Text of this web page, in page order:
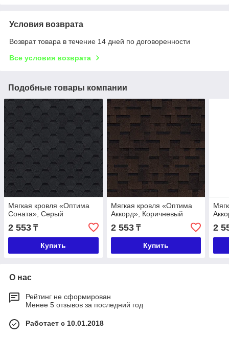
Условия возврата
Возврат товара в течение 14 дней по договоренности
Все условия возврата
Подобные товары компании
Мягкая кровля «Оптима
Соната», Серый
2 553 ₸
Купить
Мягкая кровля «Оптима
Аккорд», Коричневый
2 553₸
Купить
2
О нас
Рейтинг не сформирован
Менее 5 отзывов за последний год
Работает с 10.01.2018